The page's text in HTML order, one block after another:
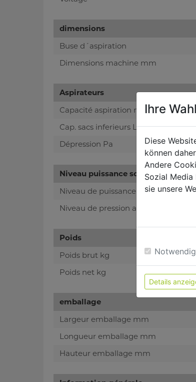
dimensions
Buse d´aspiration
Dimensions machine mm
Aspirateurs
Capacité aspiration m³/h
Cap. sacs inferieurs L
Dépression Pa
Niveau puissance sonore- vibreur
Niveau de puissance sonore en dB
Niveau de pression acoustique en dB
Poids
Poids brut kg
Poids net kg
emballage
Largeur emballage mm
Longueur emballage mm
Hauteur emballage mm
Ihre
Diese
können
Andere
Sozial
sie unsere
Notwendig
Details